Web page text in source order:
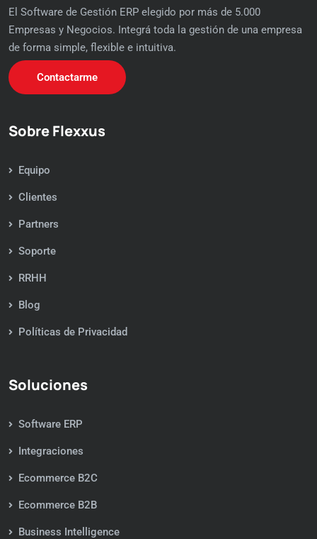
El Software de Gestión ERP elegido por más de 5.000
Empresas y Negocios. Integrá toda la gestión de una empresa
de forma simple, flexible e intuitiva.
Contactarme
Sobre Flexxus
Equipo
Clientes
Partners
Soporte
RRHH
Blog
Políticas de Privacidad
Soluciones
Software ERP
Integraciones
Ecommerce B2C
Ecommerce B2B
Business Intelligence